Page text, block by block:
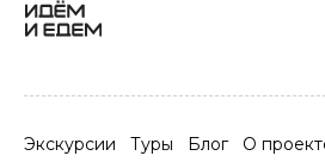
Экскурсии Туры Блог
О